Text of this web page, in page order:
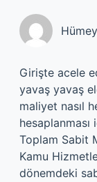
Girişte acele
yavaş yavaş
maliyet nasıl
hesaplanması
Toplam Sabit
Kamu
dönemdeki